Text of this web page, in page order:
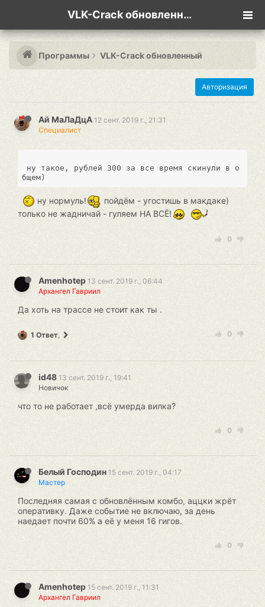
VLK-Crack обновленный
Программы VLK-Crack обновленный
Авторизация
Ай МаЛаДцА 12 сент. 2019 г., 21:31
Специалист
ну нормуль!
пойдём - угостишь в макдаке)
только не жадничай - гуляем НА ВСЁ!
0
Amenhotep 13 сент. 2019 г., 06:44
Архангел Гавриил
Да хоть на трассе не стоит как ты .
0
1 Ответ,
id48 13 сент. 2019 г., 19:41
Новичок
что то не работает ,всё умерда вилка?
0
Белый Господин 15 сент. 2019 г., 04:17
Мастер
Последняя самая с обновлённым комбо, аццки жрёт
оперативку. Даже событие не включаю, за день
наедает почти 60% а её у меня 16 гигов.
0
Amenhotep 15 сент. 2019 г., 11:31
Архангел Гавриил